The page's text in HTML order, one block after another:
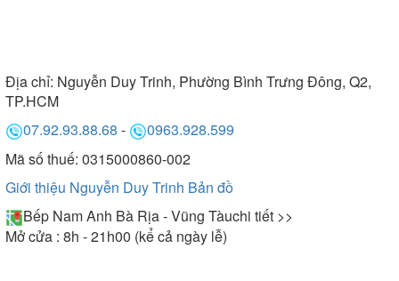
Địa chỉ: Nguyễn Duy Trinh, Phường Bình Trưng Đông, Q2,
TP.HCM
07.92.93.88.68 -
0963.928.599
Mã số thuế: 0315000860-002
Giới thiệu Nguyễn Duy Trinh Bản đồ
Bếp Nam Anh Bà Rịa - Vũng Tàuchi tiết >>
Mở cửa : 8h - 21h00 (kể cả ngày lễ)